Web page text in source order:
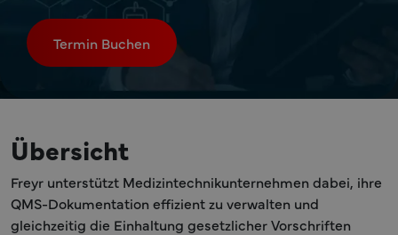
Übersicht
Freyr unterstützt Medizintechnikunternehmen dabei, ihre
QMS-Dokumentation effizient zu verwalten und
gleichzeitig die Einhaltung gesetzlicher Vorschriften